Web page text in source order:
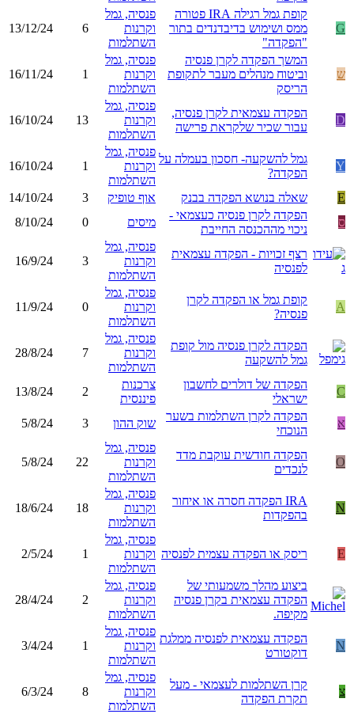
G
קופת גמל רגילה IRA פטורה
ממס ושימוש בדיבדנדים בתור
"הפקדה"
פנסיה, גמל
וקרנות
השתלמות
6
13/12/24
ש
המשך הפקדה לקרן פנסיה
וביטוח מנהלים מעבר לתקופת
הריסק
פנסיה, גמל
וקרנות
השתלמות
1
16/11/24
D
הפקדה עצמאית לקרן פנסיה,
עבור שכיר שלקראת פרישה
פנסיה, גמל
וקרנות
השתלמות
13
16/10/24
Y
גמל להשקעה- חסכון בעמלה על
הפקדה?
פנסיה, גמל
וקרנות
השתלמות
1
16/10/24
E שאלה בנושא הפקדה בבנק אוף טופיק 3
14/10/24
ס
הפקדה לקרן פנסיה כעצמאי -
ניכוי מההכנסה החייבת
מיסים 0
8/10/24
רצף זכויות - הפקדה עצמאית
לפנסיה
פנסיה, גמל
וקרנות
השתלמות
3
16/9/24
A
קופת גמל או הפקדה לקרן
פנסיה?
פנסיה, גמל
וקרנות
השתלמות
0
11/9/24
הפקדה לקרן פנסיה מול קופת
גמל להשקעה
פנסיה, גמל
וקרנות
השתלמות
7
28/8/24
C
הפקדה של דולרים לחשבון
ישראלי
צרכנות
פיננסית
2
13/8/24
א
הפקדה לקרן השתלמות בשער
הנוכחי
שוק ההון 3
5/8/24
O
הפקדה חודשית עוקבת מדד
לנכדים
פנסיה, גמל
וקרנות
השתלמות
22
5/8/24
N
IRA הפקדה חסרה או איחור
בהפקדות
פנסיה, גמל
וקרנות
השתלמות
18
18/6/24
E ריסק או הפקדה עצמית לפנסיה
פנסיה, גמל
וקרנות
השתלמות
1
2/5/24
ביצוע מהלך משמעותי של
הפקדה עצמאית בקרן פנסיה
מקיפה.
פנסיה, גמל
וקרנות
השתלמות
2
28/4/24
N
הפקדה עצמאית לפנסיה ממלגת
דוקטורט
פנסיה, גמל
וקרנות
השתלמות
1
3/4/24
צ
קרן השתלמות לעצמאי - מעל
תקרת הפקדה
פנסיה, גמל
וקרנות
השתלמות
8
6/3/24